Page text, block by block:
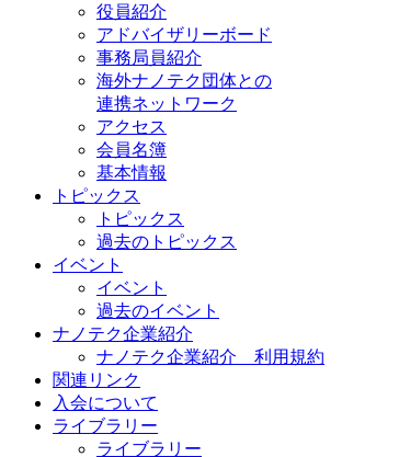
役員紹介
アドバイザリーボード
事務局員紹介
海外ナノテク団体との
連携ネットワーク
アクセス
会員名簿
基本情報
トピックス
トピックス
過去のトピックス
イベント
イベント
過去のイベント
ナノテク企業紹介
ナノテク企業紹介 利用規約
関連リンク
入会について
ライブラリー
ライブラリー